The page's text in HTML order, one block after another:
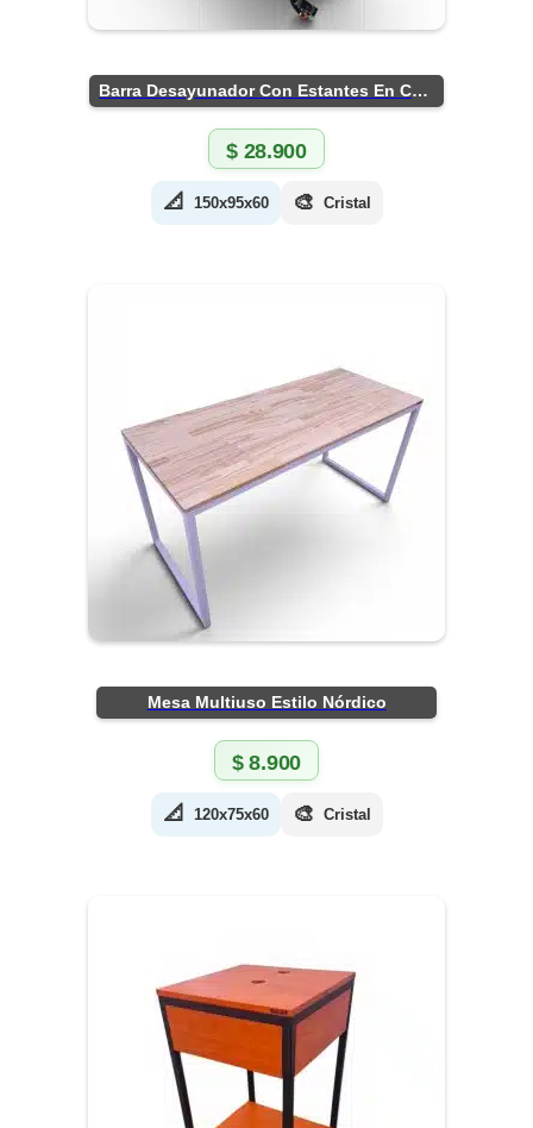
Barra Desayunador Con Estantes En Chapa
$28.900
📐 150x95x60 🎨 Cristal
Mesa Multiuso Estilo Nórdico
$8.900
📐 120x75x60 🎨 Cristal